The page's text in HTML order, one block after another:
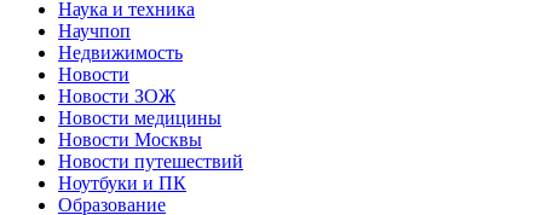
Наука и техника
Научпоп
Недвижимость
Новости
Новости ЗОЖ
Новости медицины
Новости Москвы
Новости путешествий
Ноутбуки и ПК
Образование